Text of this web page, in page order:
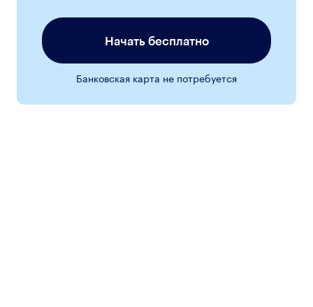
Начать бесплатно
Банковская карта не потребуется